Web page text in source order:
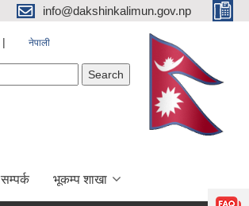
info@dakshinkalimun.gov.np
नेपाली
सम्पर्क भूकम्प शाखा